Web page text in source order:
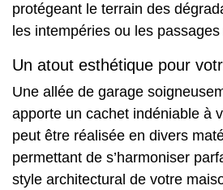
protégeant le terrain des
les intempéries ou les
Un atout esthétique pour
Une allée de garage
apporte un cachet indéniable à
peut être réalisée en divers
permettant de s’harmoniser
style architectural de votre